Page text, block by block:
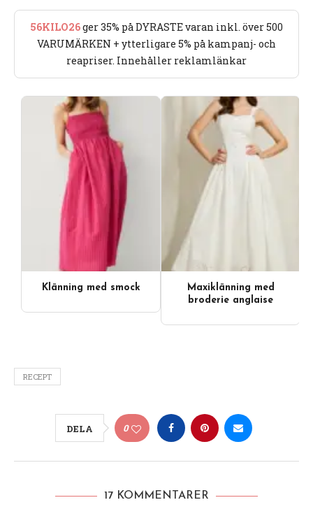
56KILO26ger 35% på DYRASTE varan inkl. över 500
VARUMÄRKEN + ytterligare 5% på kampanj- och
reapriser. Innehåller reklamlänkar
Klänning med smock
Maxiklänning med
broderie anglaise
RECEPT
DELA 0
17 KOMMENTARER